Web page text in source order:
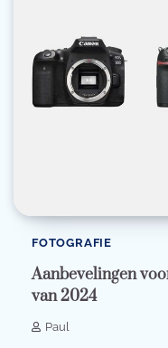
FOTOGRAFIE
Aanbevelingen
van 2024
Paul